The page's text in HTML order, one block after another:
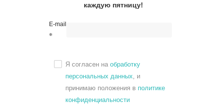
каждую пятницу!
E-mail
*
Я согласен на обработку
персональных данных , и
принимаю положения в политике
конфиденциальности